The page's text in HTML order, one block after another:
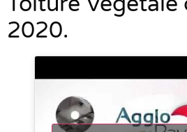
2020.